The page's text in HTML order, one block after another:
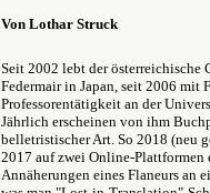
Von Lothar Struck
Seit 2002 lebt der österreichische
Federmair in Japan, seit 2006 mit
Professorentätigkeit an der
Jährlich erscheinen von ihm
belletristischer Art. So 2018 (neu
2017 auf zwei Online-
Annäherungen eines Flaneurs an